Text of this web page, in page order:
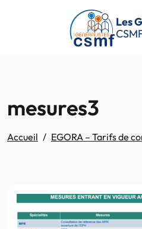
Passer au contenu principal
Les
mesures3
Accueil EGORA – Tarifs de